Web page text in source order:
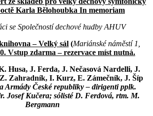
Karla Bělohoubka In memoriam
se Společností dechové hudby AHUV
– Velký sál (Mariánské náměstí 1,
Vstup zdarma – rezervace míst nutná.
Husa, J. Ferda, J. Nečasová Nardelli, J.
Zahradník, I. Kurz, E. Zámečník, J. Šíp
Armády České republiky – dirigenti pplk.
Josef Kučera; sólisté D. Ferdová, rtm. M.
Bergmann